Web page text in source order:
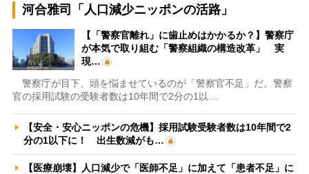
河合雅司「人口減少ニッポンの活路」
【「警察官離れ」に歯止めはかかるか？】警察庁
が本気で取り組む「警察組織の構造改革」 実
現…
警察庁が目下、頭を悩ませているのが「警察官不足」だ。警察
官の採用試験の受験者数は10年間で2分の1以…
【安全・安心ニッポンの危機】採用試験受験者数は10年間で2
分の1以下に！ 出生数減がも…
【医療崩壊】人口減少で「医師不足」に加えて「患者不足」に